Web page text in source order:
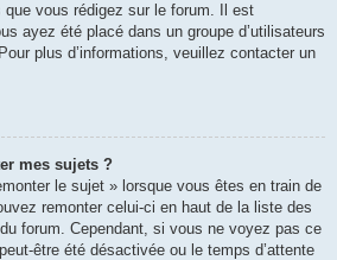
vous rédigez sur le forum. Il est
ayez été placé dans un groupe d’utilisateurs
plus d’informations, veuillez contacter un
mes sujets ?
le sujet » lorsque vous êtes en train de
remonter celui-ci en haut de la liste des
forum. Cependant, si vous ne voyez pas ce
être été désactivée ou le temps d’attente